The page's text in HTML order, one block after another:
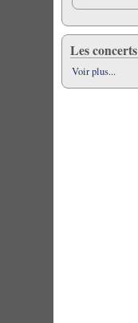
Les concerts
Voir plus...